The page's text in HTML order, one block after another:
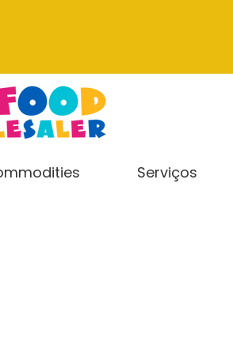
Serviços